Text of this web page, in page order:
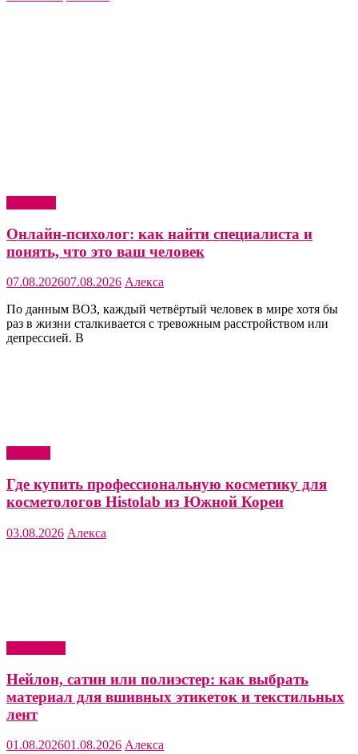
Онлайн-психолог: как найти специалиста и
понять, что это ваш человек
07.08.202607.08.2026 Алекса
По данным ВОЗ, каждый четвёртый человек в мире хотя бы
раз в жизни сталкивается с тревожным расстройством или
депрессией. В
Где купить профессиональную косметику для
косметологов Histolab из Южной Кореи
03.08.2026 Алекса
Нейлон, сатин или полиэстер: как выбрать
материал для вшивных этикеток и текстильных
лент
01.08.202601.08.2026 Алекса